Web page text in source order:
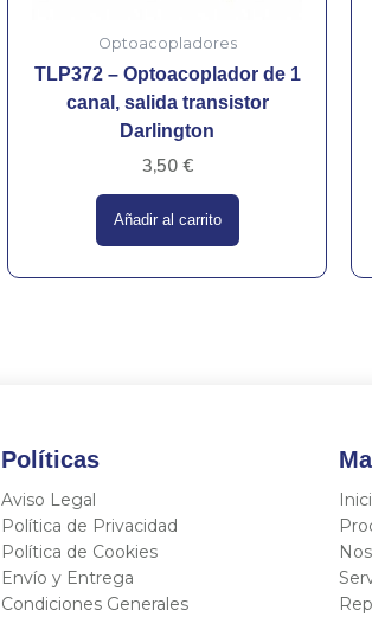
Optoacopladores
TLP372 – Optoacoplador de 1
canal, salida transistor
Darlington
3,50 €
Añadir al carrito
Políticas
Aviso Legal
Política de Privacidad
Política de Cookies
Envío y Entrega
Condiciones Generales